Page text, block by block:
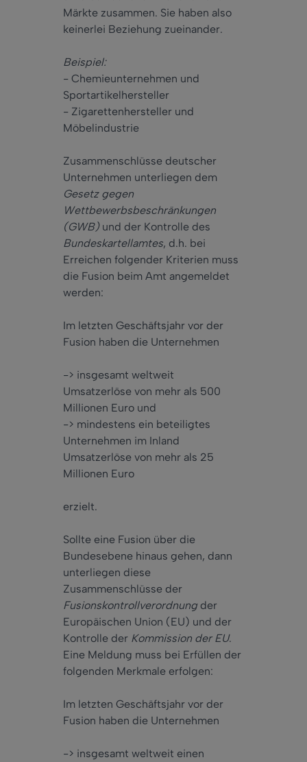
Märkte zusammen. Sie haben also
keinerlei Beziehung zueinander.
Beispiel:
- Chemieunternehmen und
Sportartikelhersteller
- Zigarettenhersteller und
Möbelindustrie
Zusammenschlüsse deutscher
Unternehmen unterliegen dem
Gesetz gegen
Wettbewerbsbeschränkungen
(GWB) und der Kontrolle des
Bundeskartellamtes, d.h. bei
Erreichen folgender Kriterien muss
die Fusion beim Amt angemeldet
werden:
Im letzten Geschäftsjahr vor der
Fusion haben die Unternehmen
-> insgesamt weltweit
Umsatzerlöse von mehr als 500
Millionen Euro und
-> mindestens ein beteiligtes
Unternehmen im Inland
Umsatzerlöse von mehr als 25
Millionen Euro
erzielt.
Sollte eine Fusion über die
Bundesebene hinaus gehen, dann
unterliegen diese
Zusammenschlüsse der
Fusionskontrollverordnungder
Europäischen Union (EU) und der
Kontrolle der Kommission der EU.
Eine Meldung muss bei Erfüllen der
folgenden Merkmale erfolgen:
Im letzten Geschäftsjahr vor der
Fusion haben die Unternehmen
-> insgesamt weltweit einen